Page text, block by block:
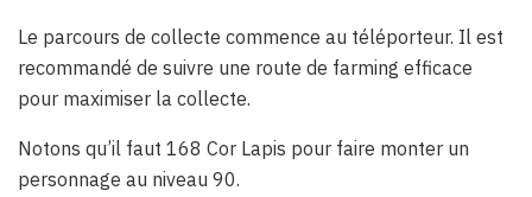
Le parcours de collecte commence au téléporteur. Il est
recommandé de suivre une route de farming efficace
pour maximiser la collecte.
Notons qu’il faut 168 Cor Lapis pour faire monter un
personnage au niveau 90.